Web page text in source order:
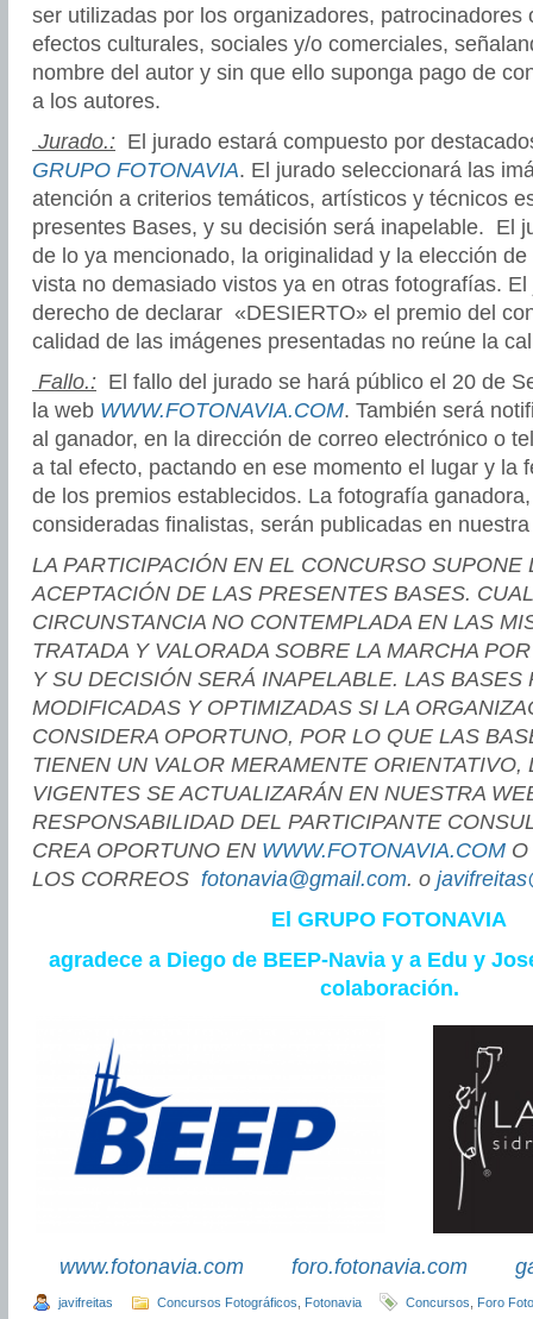
ser utilizadas por los organizadores, patrocinadores
efectos culturales, sociales y/o comerciales,
nombre del autor y sin que ello suponga pago de
a los autores.
Jurado.: El jurado estará compuesto por
GRUPO FOTONAVIA. El jurado seleccionará las
atención a criterios temáticos, artísticos y técnicos
presentes Bases, y su decisión será inapelable. El
de lo ya mencionado, la originalidad y la elección
vista no demasiado vistos ya en otras fotografías.
derecho de declarar «DESIERTO» el premio del
calidad de las imágenes presentadas no reúne la
Fallo.: El fallo del jurado se hará público el 20 de
la web WWW.FOTONAVIA.COM. También será
al ganador, en la dirección de correo electrónico o
a tal efecto, pactando en ese momento el lugar y la
de los premios establecidos. La fotografía
consideradas finalistas, serán publicadas en
LA PARTICIPACIÓN EN EL CONCURSO SUPONE
ACEPTACIÓN DE LAS PRESENTES BASES.
CIRCUNSTANCIA NO CONTEMPLADA EN LAS
TRATADA Y VALORADA SOBRE LA MARCHA
Y SU DECISIÓN SERÁ INAPELABLE. LAS BASES
MODIFICADAS Y OPTIMIZADAS SI LA
CONSIDERA OPORTUNO, POR LO QUE LAS
TIENEN UN VALOR MERAMENTE ORIENTATIVO,
VIGENTES SE ACTUALIZARÁN EN NUESTRA
RESPONSABILIDAD DEL PARTICIPANTE
CREA OPORTUNO EN WWW.FOTONAVIA.COM
LOS CORREOS fotonavia@gmail.com. o
El GRUPO FOTONAVIA
agradece a Diego de BEEP-Navia y a Edu y
colaboración.
www.fotonavia.com foro.fotonavia.com
javifreitas Concursos Fotográficos Fotonavia Concursos Foro